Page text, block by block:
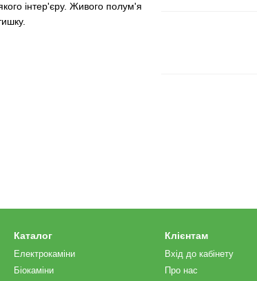
інтер'єру. Живого полум'я
Каталог
Електрокаміни
Біокаміни
Клієнтам
Вхід до кабінету
Про нас